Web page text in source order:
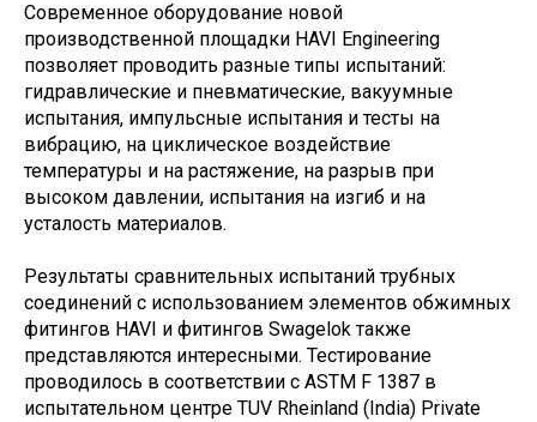
Современное оборудование новой
производственной площадки HAVI Engineering
позволяет проводить разные типы испытаний:
гидравлические и пневматические, вакуумные
испытания, импульсные испытания и тесты на
вибрацию, на циклическое воздействие
температуры и на растяжение, на разрыв при
высоком давлении, испытания на изгиб и на
усталость материалов.
Результаты сравнительных испытаний трубных
соединений с использованием элементов обжимных
фитингов HAVI и фитингов Swagelok также
представляются интересными. Тестирование
проводилось в соответствии с ASTM F 1387 в
испытательном центре TUV Rheinland (India) Private